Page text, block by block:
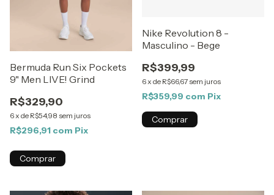
Bermuda Run Six Pockets
9" Men LIVE! Grind
R$329,90
6x de R$54,98 sem juros
R$296,91 com Pix
Comprar
Nike Revolution 8 -
Masculino - Bege
R$399,99
6 x de R$66,67 sem juros
R$359,99 com Pix
Comprar